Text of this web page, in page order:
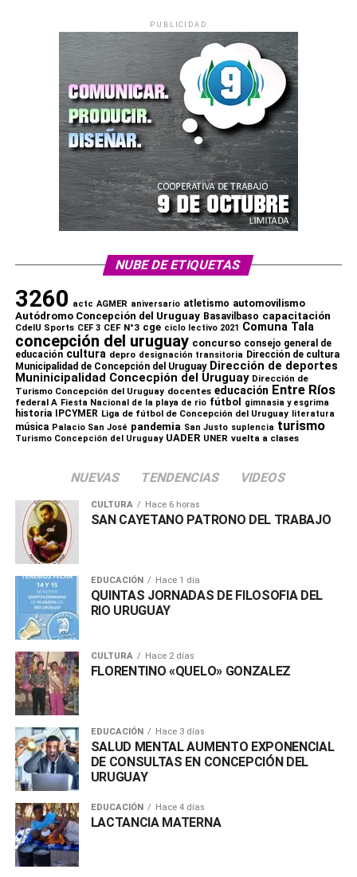
PUBLICIDAD
NUBE DE ETIQUETAS
3260 actc AGMER aniversario atletismo automovilismo
Autódromo Concepción del Uruguay Basavilbaso capacitación
CdelU Sports CEF 3 CEF N°3 cge ciclo lectivo 2021 Comuna Tala
concepción del uruguay concurso consejo general de
educación cultura depro designación transitoria Dirección de cultura
Municipalidad de Concepción del Uruguay Dirección de deportes
Muninicipalidad Concecpión del Uruguay Dirección de
Turismo Concepción del Uruguay docentes educación Entre Ríos
federal A Fiesta Nacional de la playa de rio fútbol gimnasia y esgrima
historia IPCYMER Liga de fútbol de Concepción del Uruguay literatura
música Palacio San José pandemia San Justo suplencia turismo
Turismo Concepción del Uruguay UADER UNER vuelta a clases
NUEVAS TENDENCIAS VIDEOS
CULTURA Hace 6 horas
SAN CAYETANO PATRONO DEL TRABAJO
EDUCACIÓN Hace 1 día
QUINTAS JORNADAS DE FILOSOFIA DEL
RIO URUGUAY
CULTURA Hace 2 días
FLORENTINO «QUELO» GONZALEZ
EDUCACIÓN Hace 3 días
SALUD MENTAL AUMENTO EXPONENCIAL
DE CONSULTAS EN CONCEPCIÓN DEL
URUGUAY
EDUCACIÓN Hace 4 días
LACTANCIA MATERNA